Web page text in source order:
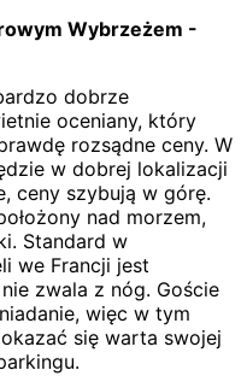
Wybrzeżem -
dobrze
oceniany, który
rozsądne ceny. W
w dobrej lokalizacji
ceny szybują w górę.
nad morzem,
Standard w
we Francji jest
zwala z nóg. Goście
więc w tym
się warta swojej